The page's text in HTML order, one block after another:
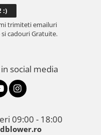
trimiteti emailuri
cadouri Gratuite.
social media
09:00 - 18:00